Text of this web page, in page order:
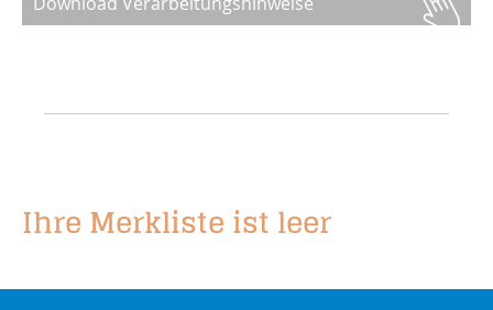
Ihre Merkliste ist leer